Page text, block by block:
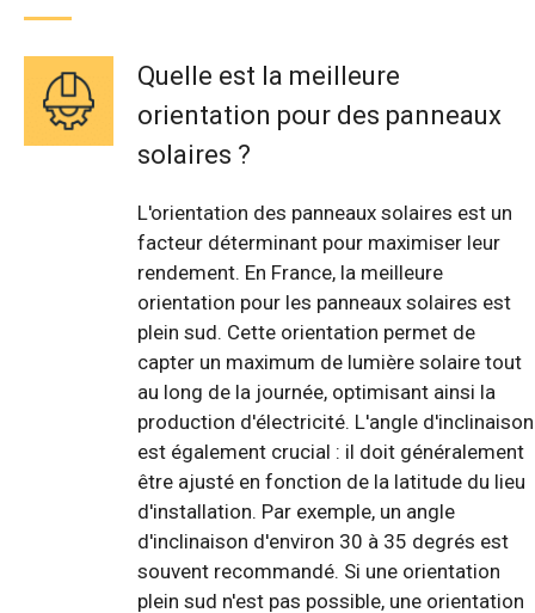
Quelle est la meilleure
orientation pour des panneaux
solaires ?
L'orientation des panneaux solaires est un
facteur déterminant pour maximiser leur
rendement. En France, la meilleure
orientation pour les panneaux solaires est
plein sud. Cette orientation permet de
capter un maximum de lumière solaire tout
au long de la journée, optimisant ainsi la
production d'électricité. L'angle d'inclinaison
est également crucial : il doit généralement
être ajusté en fonction de la latitude du lieu
d'installation. Par exemple, un angle
d'inclinaison d'environ 30 à 35 degrés est
souvent recommandé. Si une orientation
plein sud n'est pas possible, une orientation